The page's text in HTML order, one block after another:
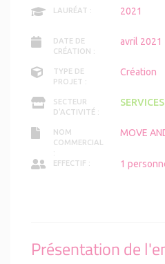
LAURÉAT : 2021
DATE DE
CRÉATION :
avril 2021
TYPE DE
PROJET :
Création
SECTEUR
D'ACTIVITÉ :
NOM
COMMERCIAL
:
MOVE
EFFECTIF : 1
Présentation de